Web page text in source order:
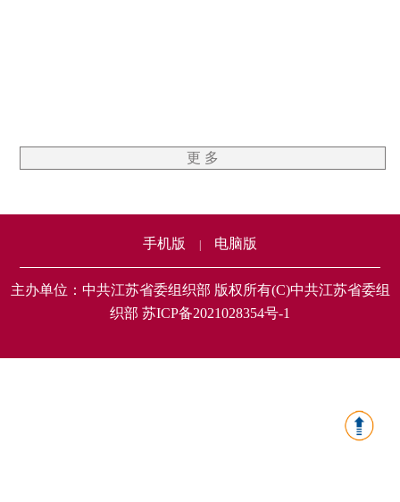
更 多
手机版 电脑版
主办单位：中共江苏省委组织部 版权所有(C)中共江苏省委组
织部 苏ICP备2021028354号-1